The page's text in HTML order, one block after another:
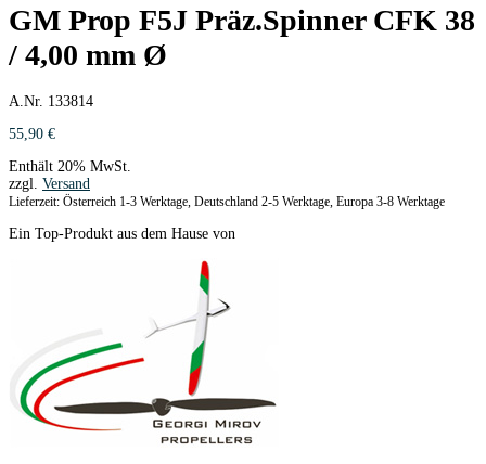
GM Prop F5J Präz.Spinner CFK 38
/ 4,00 mm Ø
A.Nr. 133814
55,90 €
Enthält 20% MwSt.
zzgl. Versand
Lieferzeit: Österreich 1-3 Werktage, Deutschland 2-5 Werktage, Europa 3-8 Werktage
Ein Top-Produkt aus dem Hause von